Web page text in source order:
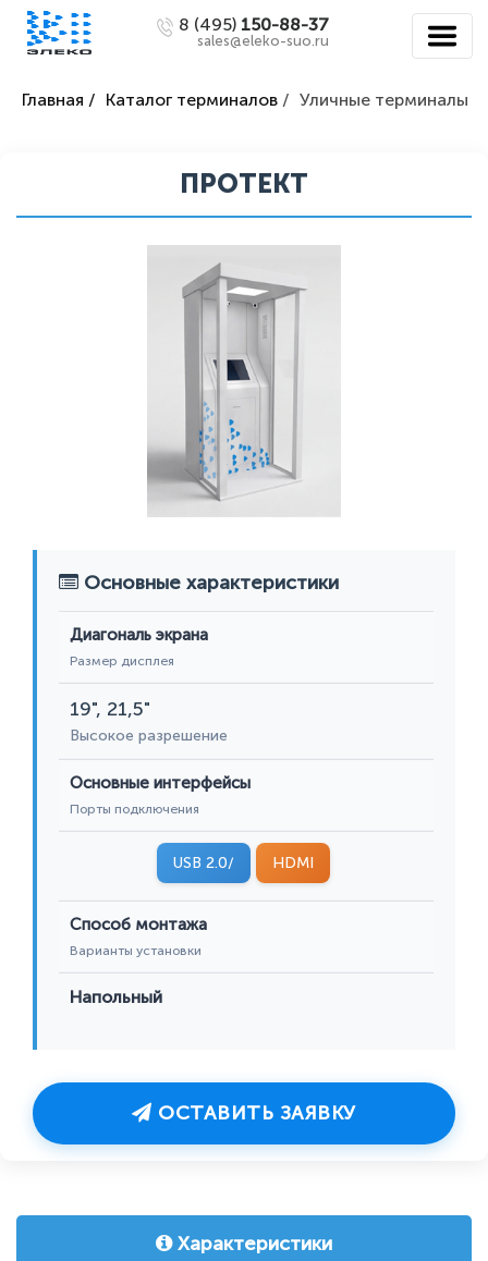
8 (495) 150-88-37
sales@eleko-suo.ru
Главная / Каталог терминалов / Уличные терминалы
ПРОТЕКТ
Основные характеристики
Диагональ экрана
Размер дисплея
19", 21,5"
Высокое разрешение
Основные интерфейсы
Порты подключения
USB 2.0/ HDMI
Способ монтажа
Варианты установки
Напольный
ОСТАВИТЬ ЗАЯВКУ
Характеристики